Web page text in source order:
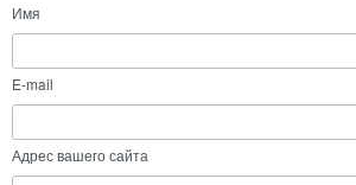
Имя
E-mail
Адрес вашего сайта